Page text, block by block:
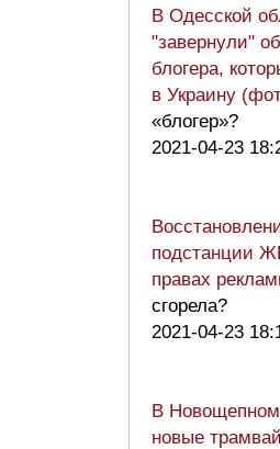
В Одесской
"завернули"
блогера,
в Украину
«блогер»?
2021-04-23
подстанции
правах
сгорела?
2021-04-23
В
новые